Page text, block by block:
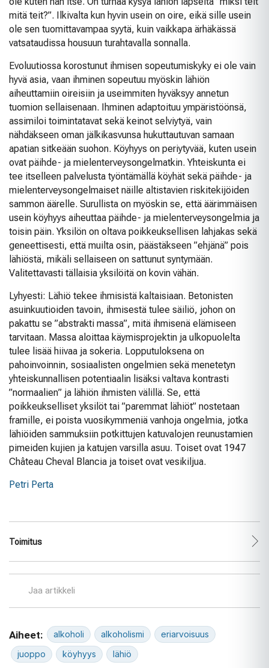
mitä teit?”. Ilkivalta kun hyvin usein on oire, eikä sille usein
ole sen tuomittavampaa syytä, kuin vaikkapa ärhäkässä
vatsataudissa housuun turahtavalla sonnalla.
Evoluutiossa korostunut ihmisen sopeutumiskyky ei ole vain
hyvä asia, vaan ihminen sopeutuu myöskin lähiön
aiheuttamiin oireisiin ja useimmiten hyväksyy annetun
tuomion sellaisenaan. Ihminen adaptoituu ympäristöönsä,
assimiloi toimintatavat sekä keinot selviytyä, vain
nähdäkseen oman jälkikasvunsa hukuttautuvan samaan
apatian sitkeään suohon. Köyhyys on periytyvää, kuten usein
ovat päihde- ja mielenterveysongelmatkin. Yhteiskunta ei
tee itselleen palvelusta työntämällä köyhät sekä päihde- ja
mielenterveysongelmaiset näille altistavien riskitekijöiden
sammon äärelle. Surullista on myöskin se, että äärimmäisen
usein köyhyys aiheuttaa päihde- ja mielenterveysongelmia ja
toisin päin. Yksilön on oltava poikkeuksellisen lahjakas sekä
geneettisesti, että muilta osin, päästäkseen ”ehjänä” pois
lähiöstä, mikäli sellaiseen on sattunut syntymään.
Valitettavasti tällaisia yksilöitä on kovin vähän.
Lyhyesti: Lähiö tekee ihmisistä kaltaisiaan. Betonisten
asuinkuutioiden tavoin, ihmisestä tulee säiliö, johon on
pakattu se ”abstrakti massa”, mitä ihmisenä elämiseen
tarvitaan. Massa aloittaa käymisprojektin ja ulkopuolelta
tulee lisää hiivaa ja sokeria. Lopputuloksena on
pahoinvoinnin, sosiaalisten ongelmien sekä menetetyn
yhteiskunnallisen potentiaalin lisäksi valtava kontrasti
”normaalien” ja lähiön ihmisten välillä. Se, että
poikkeukselliset yksilöt tai ”paremmat lähiöt” nostetaan
framille, ei poista vuosikymmeniä vanhoja ongelmia, jotka
lähiöiden sammuksiin potkittujen katuvalojen reunustamien
pimeiden kujien ja katujen varsilla asuu. Toiset ovat 1947
Château Cheval Blancia ja toiset ovat vesikiljua.
Petri Perta
Toimitus
Jaa artikkeli
Aiheet: alkoholi alkoholismi
eriarvoisuus
juoppo
köyhyys lähiö